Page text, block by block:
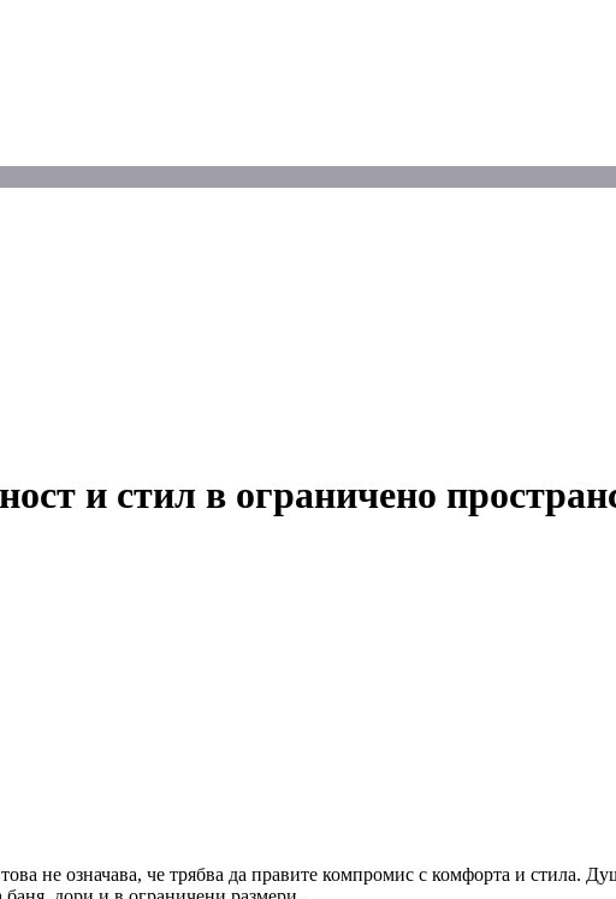
и стил в ограничено
не означава, че трябва да правите компромис с комфорта и стила.